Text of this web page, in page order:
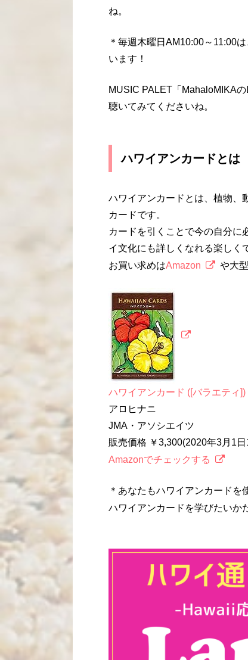
ね。
＊毎週木曜日AM10:00～11:00
います！
MUSIC PALET「MahaloMIKA
聴いてみてくださいね。
ハワイアンカードとは
ハワイアンカードとは、植物、
カードです。
カードを引くことで今の自分に
イ文化にも詳しくなれる楽しく
お買い求めはAmazon や大
ハワイアンカード ([バラエティ])
アロヒナニ
JMA・アソシエイツ
販売価格 ￥3,300(2020年3月1
Amazonでチェックする
＊あなたもハワイアンカードを
ハワイアンカードを学びたいか